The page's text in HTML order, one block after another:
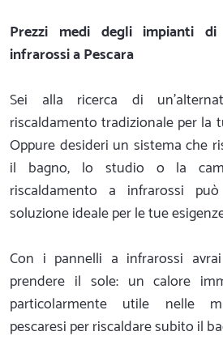
Prezzi medi degli impianti di
infrarossi a Pescara
Sei alla ricerca di
riscaldamento tradizionale per la
Oppure desideri un sistema che
il bagno, lo studio o la
riscaldamento a infrarossi
soluzione ideale per le tue
Con i pannelli a infrarossi
prendere il sole: un calore
particolarmente utile nelle
pescaresi per riscaldare subito il